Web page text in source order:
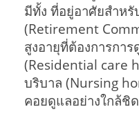
มีทั้ง ที่อยู่อาศัยสำหรั
(Retirement
สูงอายุที่ต้องการกา
(Residential care
บริบาล (Nursing
คอยดูแลอย่างใกล้ชิด